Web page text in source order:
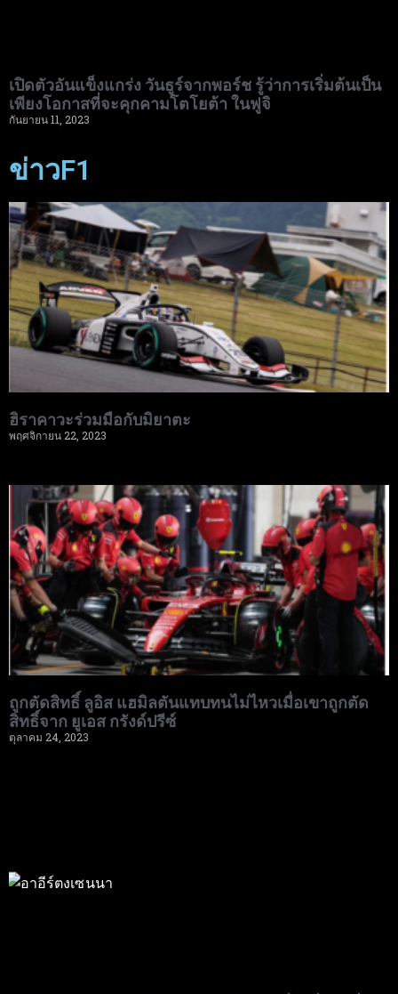
เปิดตัวอันแข็งแกร่ง วันธูร์จากพอร์ช รู้ว่าการเริ่มต้นเป็น
เพียงโอกาสที่จะคุกคามโตโยต้า ในฟูจิ
กันยายน 11, 2023
ข่าวF1
ฮิราคาวะร่วมมือกับมิยาตะ
พฤศจิกายน 22, 2023
ถูกตัดสิทธิ์ ลูอิส แฮมิลตันแทบทนไม่ไหวเมื่อเขาถูกตัด
สิทธิ์จาก ยูเอส กรังด์ปรีซ์
ตุลาคม 24, 2023